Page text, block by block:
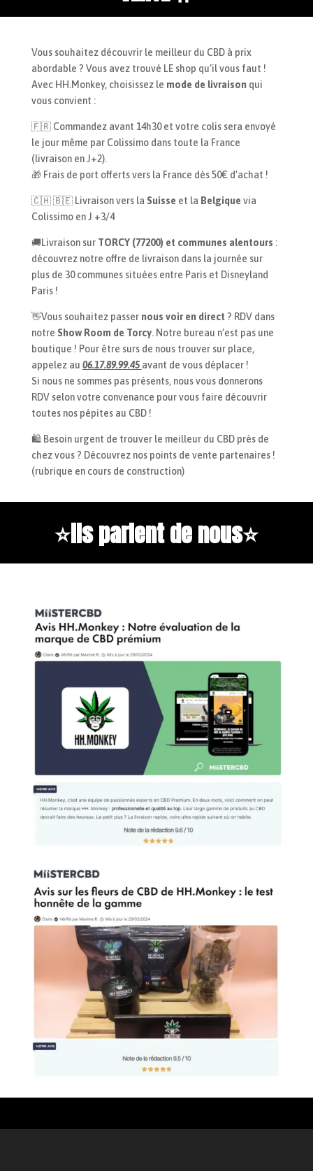
produit
Vous souhaitez découvrir le meilleur du CBD à prix
abordable ? Vous avez trouvé LE shop qu’il vous faut !
Avec HH.Monkey, choisissez le mode de livraison qui
vous convient :
🇫🇷 Commandez avant 14h30 et votre colis sera envoyé
le jour même par Colissimo dans toute la France
(livraison en J+2).
🎁 Frais de port offerts vers la France dès 50€ d’achat !
🇨🇭 🇧🇪 Livraison vers la Suisse et la Belgique via
Colissimo en J +3/4
🚚Livraison sur TORCY (77200) et communes alentours :
découvrez notre offre de livraison dans la journée sur
plus de 30 communes situées entre Paris et Disneyland
Paris !
👋Vous souhaitez passer nous voir en direct? RDV dans
notre Show Room de Torcy. Notre bureau n’est pas une
boutique ! Pour être surs de nous trouver sur place,
appelez au 06.17.89.99.45 avant de vous déplacer !
Si nous ne sommes pas présents, nous vous donnerons
RDV selon votre convenance pour vous faire découvrir
toutes nos pépites au CBD !
🛍️ Besoin urgent de trouver le meilleur du CBD près de
chez vous ? Découvrez nos points de vente partenaires !
(rubrique en cours de construction)
⭐Ils parlent de nous⭐